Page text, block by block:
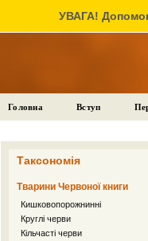
УВАГА!
Головна Вступ
Таксономія
Тварини Червоної книги
Кишковопорожнинні
Круглі черви
Кільчасті черви